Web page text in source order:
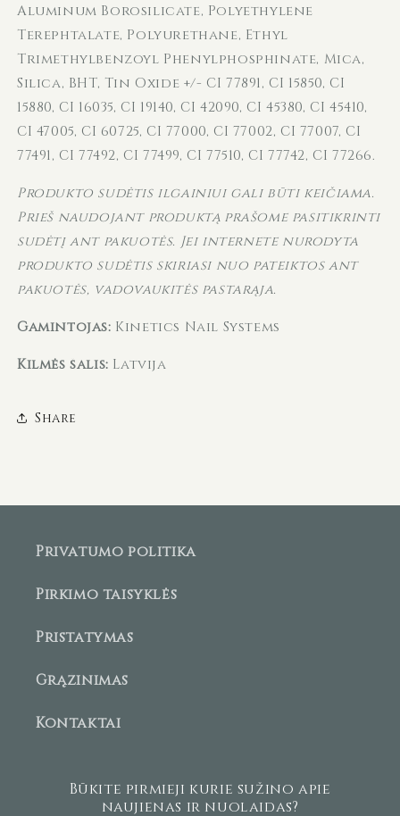
Aluminum Borosilicate, Polyethylene
Terephtalate, Polyurethane, Ethyl
Trimethylbenzoyl Phenylphosphinate, Mica,
Silica, BHT, Tin Oxide +/- CI 77891, CI 15850, CI
15880, CI 16035, CI 19140, CI 42090, CI 45380, CI 45410,
CI 47005, CI 60725, CI 77000, CI 77002, CI 77007, CI
77491, CI 77492, CI 77499, CI 77510, CI 77742, CI 77266.
Produkto sudėtis ilgainiui gali būti keičiama.
Prieš naudojant produktą prašome pasitikrinti
sudėtį ant pakuotės. Jei internete nurodyta
produkto sudėtis skiriasi nuo pateiktos ant
pakuotės, vadovaukitės pastarąja.
Gamintojas: Kinetics Nail Systems
Kilmės šalis: Latvija
Share
Privatumo politika
Pirkimo taisyklės
Pristatymas
Grąžinimas
Kontaktai
Būkite pirmieji kurie sužino apie
naujienas ir nuolaidas?